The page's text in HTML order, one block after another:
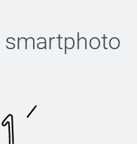
smartphoto